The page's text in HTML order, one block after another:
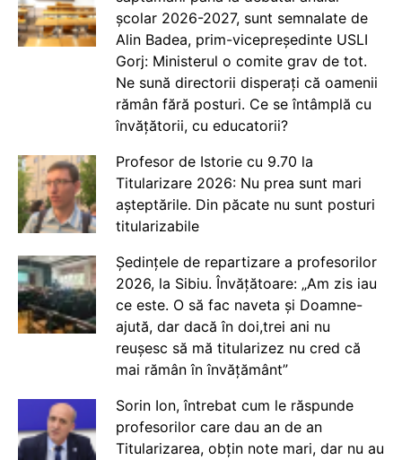
școlar 2026-2027, sunt semnalate de
Alin Badea, prim-vicepreședinte USLI
Gorj: Ministerul o comite grav de tot.
Ne sună directorii disperați că oamenii
rămân fără posturi. Ce se întâmplă cu
învățătorii, cu educatorii?
Profesor de Istorie cu 9.70 la
Titularizare 2026: Nu prea sunt mari
așteptările. Din păcate nu sunt posturi
titularizabile
Ședințele de repartizare a profesorilor
2026, la Sibiu. Învățătoare: „Am zis iau
ce este. O să fac naveta și Doamne-
ajută, dar dacă în doi,trei ani nu
reușesc să mă titularizez nu cred că
mai rămân în învățământ”
Sorin Ion, întrebat cum le răspunde
profesorilor care dau an de an
Titularizarea, obțin note mari, dar nu au